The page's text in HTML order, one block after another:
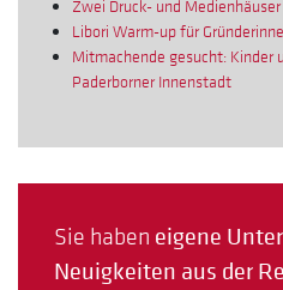
Zwei Druck- und
Libori Warm-up für
Mitmachende gesucht: Kinder
Paderborner Innenstadt
Sie haben eigene
Neuigkeiten aus der